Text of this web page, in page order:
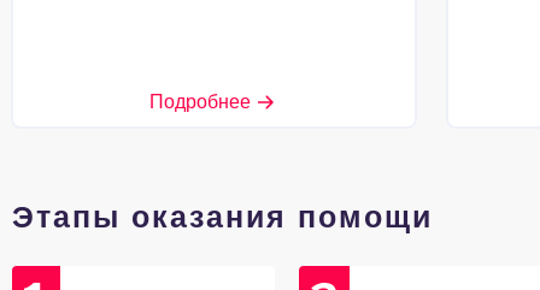
Подробнее
Этапы оказания помощи